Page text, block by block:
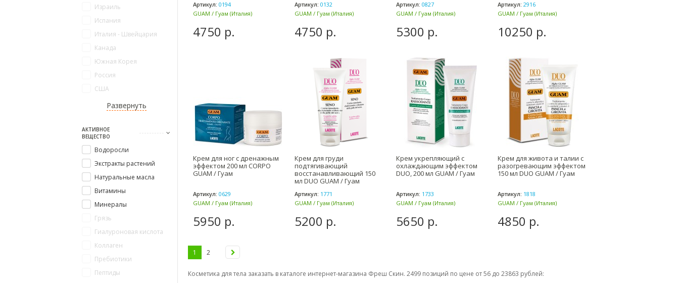
Израиль
Испания
Италия - Швейцария
Канада
Южная Корея
Россия
США
Развернуть
АКТИВНОЕ
ВЕЩЕСТВО
Водоросли
Экстракты растений
Натуральные масла
Витамины
Минералы
Грязь
Гиалуроновая кислота
Коллаген
Пребиотики
Пептиды
Артикул: 0194
GUAM / Гуам (Италия)
4750 р.
Артикул: 0132
GUAM / Гуам (Италия)
4750 р.
Артикул: 0827
GUAM / Гуам (Италия)
5300 р.
Артикул: 2916
GUAM / Гуам (Италия)
10250 р.
Крем для ног с дренажным
эффектом 200 мл CORPO
GUAM / Гуам
Артикул: 0629
GUAM / Гуам (Италия)
5950 р.
Крем для груди
подтягивающий
восстанавливающий 150
мл DUO GUAM / Гуам
Артикул: 1771
GUAM / Гуам (Италия)
5200 р.
Крем укрепляющий с
охлаждающим эффектом
DUO, 200 мл GUAM / Гуам
Артикул: 1733
GUAM / Гуам (Италия)
5650 р.
Крем для живота и талии с
разогревающим эффектом
150 мл DUO GUAM / Гуам
Артикул: 1818
GUAM / Гуам (Италия)
4850 р.
1 2
Косметика для тела заказать в каталоге интернет-магазина Фреш Скин. 2499 позиций по цене от 56 до 23863 рублей: